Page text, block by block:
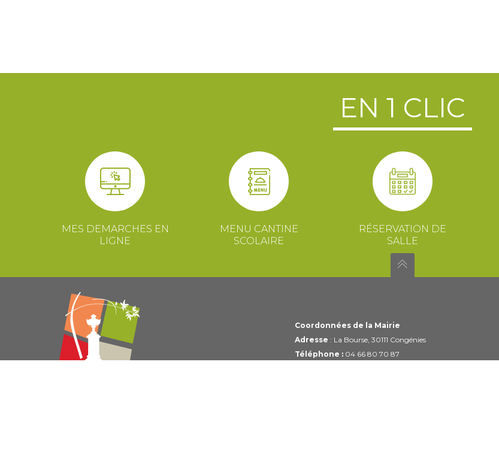
EN 1 CLIC
MES DEMARCHES EN
LIGNE
MENU CANTINE
SCOLAIRE
RÉSERVATION DE
SALLE
Coordonnées de la Mairie
Adresse : La Bourse, 30111 Congénies
Téléphone :04 66 80 70 87